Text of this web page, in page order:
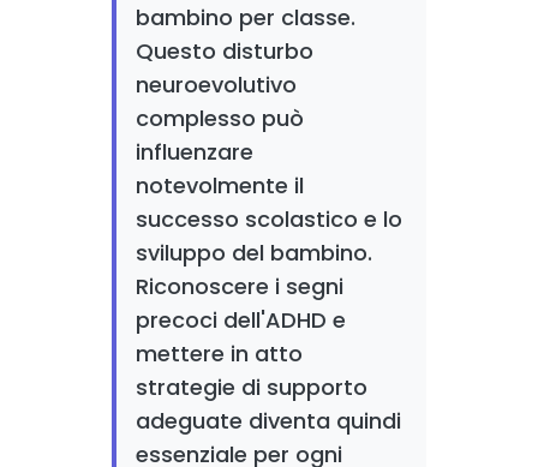
bambino per classe.
Questo disturbo
neuroevolutivo
complesso può
influenzare
notevolmente il
successo scolastico e lo
sviluppo del bambino.
Riconoscere i segni
precoci dell'ADHD e
mettere in atto
strategie di supporto
adeguate diventa quindi
essenziale per ogni